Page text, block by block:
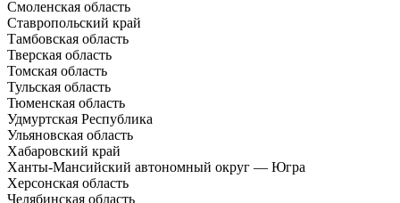
Смоленская область
Ставропольский край
Тамбовская область
Тверская область
Томская область
Тульская область
Тюменская область
Удмуртская Республика
Ульяновская область
Хабаровский край
Ханты-Мансийский автономный округ — Югра
Херсонская область
Челябинская область